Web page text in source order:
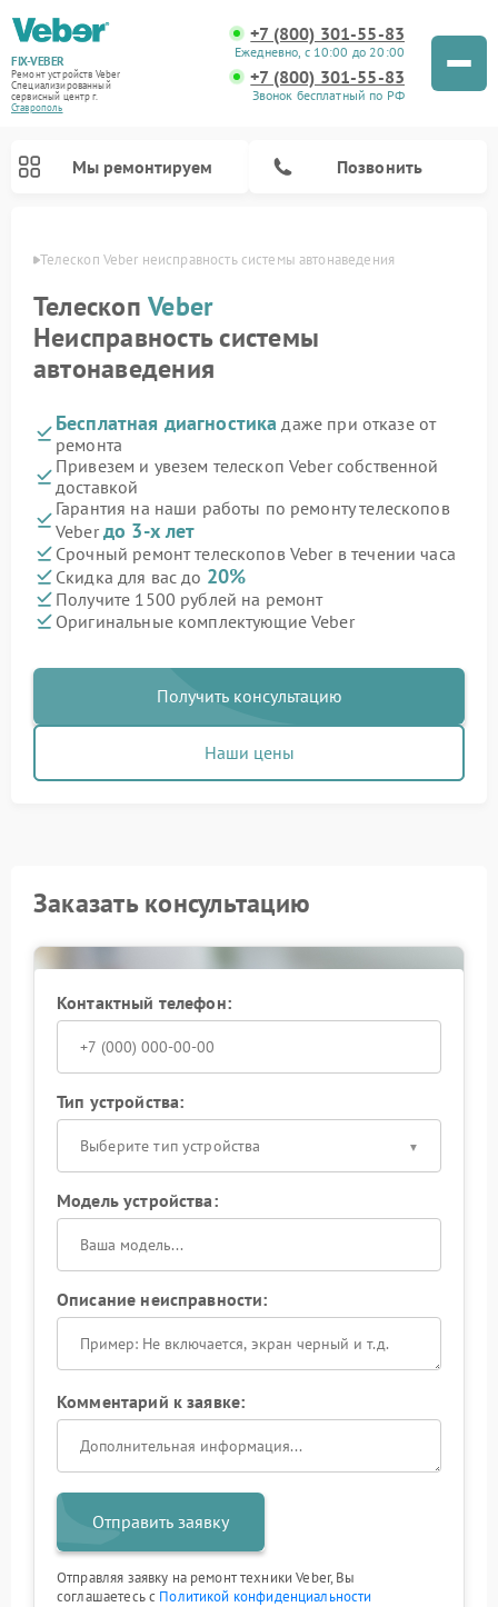
FIX-VEBER
Ремонт устройств Veber
Специализированный
cервисный центр г.
Ставрополь
+7 (800) 301-55-83
Ежедневно, с 10:00 до 20:00
+7 (800) 301-55-83
Звонок бесплатный по РФ
Мы ремонтируем Позвонить
Телескоп Veber неисправность системы автонаведения
ТелескопVeber
Неисправность системы
автонаведения
Бесплатная диагностика даже при отказе от
ремонта
Привезем и увезем телескоп Veber собственной
доставкой
Гарантия на наши работы по ремонту телескопов
Veberдо 3-х лет
Срочный ремонт телескопов Veber в течении часа
Скидка для вас до 20%
Получите 1500 рублей на ремонт
Оригинальные комплектующие Veber
Получить консультацию
Наши цены
Заказать консультацию
Контактный телефон:
Тип устройства:
Выберите тип устройства
Модель устройства:
Описание неисправности:
Комментарий к заявке:
Отправить заявку
Отправляя заявку на ремонт техники Veber, Вы
соглашаетесь с Политикой конфиденциальности